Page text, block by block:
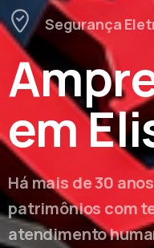
Segurança
em
Há mais de 30
patrimônios com
atendimento